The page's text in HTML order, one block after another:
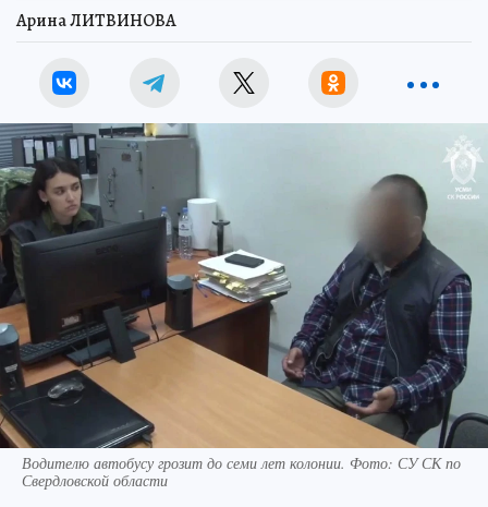
Арина ЛИТВИНОВА
Водителю автобусу грозит до семи лет колонии. Фото: СУ СК по
Свердловской области